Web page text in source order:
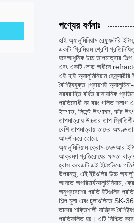
পণ্যের বর্ণনাঃ
হাই অ্যালুমিনিয়াম
একটি প্রিমিয়াম শ্রেণি
হবেআধুনিক উচ্চ তাপমাত্রার
এবং একটি লোড অধীনে
এই হাই অ্যালুমিনিয়াম
বৈশিষ্ট্যযুক্ত।প্রায়শই
সরবরাহিত বর্ধিত রাসায়নিক
প্রতিরোধী নয় বরং গলিত শ্লাগ
ইস্পাত, সিমেন্ট উৎপাদন, কাঁচ
তাপমাত্রায় উচ্চতর তাপ
বেশি তাপমাত্রায় তাদের
আদর্শ করে তোলে.
অ্যালুমিনিয়াম-ক্রোম-জেডআর
আক্রমণ প্রতিরোধের ক্ষমতা
হ্রাস করেএটি এই ইটগুলিকে
উপরন্তু, এই ইটগুলির উচ্চ
আনতে অপরিহার্যআলুমিনিয়াম,
অনুপ্রবেশের প্রতি ইটগুলির
শিল্প চুলা এবং চুলাগুলিতে SK-
তাদের শক্তিশালী যান্ত্রিক
প্রতিফলিত হয়। এটি নিশ্চিত